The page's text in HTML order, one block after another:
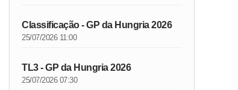
Classificação - GP da Hungria 2026
25/07/2026 11:00
TL3 - GP da Hungria 2026
25/07/2026 07:30